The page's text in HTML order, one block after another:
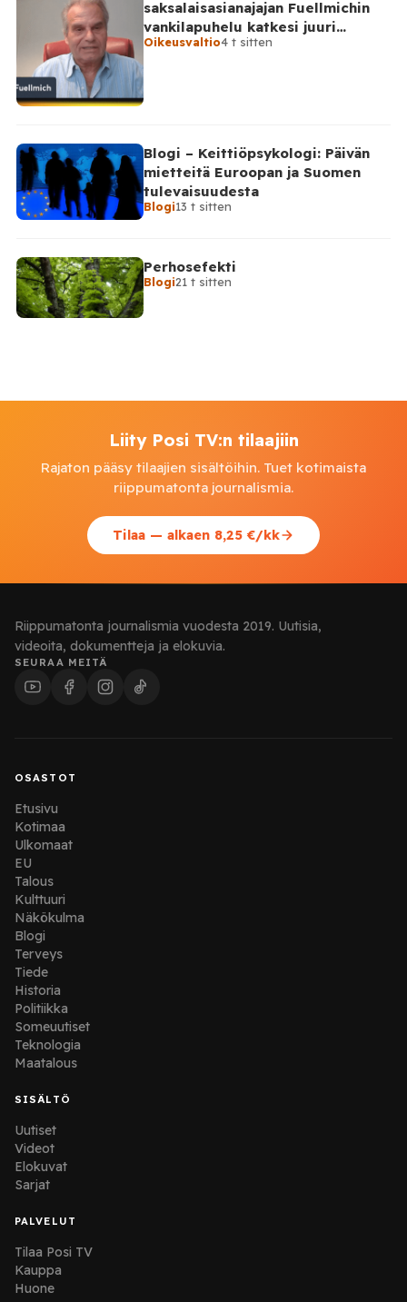
saksalaisasianajajan Fuellmichin
vankilapuhelu katkesi juuri
kriittisellä hetkellä
Oikeusvaltio4 t sitten
Blogi – Keittiöpsykologi: Päivän
mietteitä Euroopan ja Suomen
tulevaisuudesta
Blogi13 t sitten
Perhosefekti
Blogi21 t sitten
Liity Posi TV:n tilaajiin
Rajaton pääsy tilaajien sisältöihin. Tuet kotimaista
riippumatonta journalismia.
Tilaa — alkaen 8,25 €/kk
Riippumatonta journalismia vuodesta 2019. Uutisia,
videoita, dokumentteja ja elokuvia.
SEURAA MEITÄ
OSASTOT
Etusivu
Kotimaa
Ulkomaat
EU
Talous
Kulttuuri
Näkökulma
Blogi
Terveys
Tiede
Historia
Politiikka
Someuutiset
Teknologia
Maatalous
SISÄLTÖ
Uutiset
Videot
Elokuvat
Sarjat
PALVELUT
Tilaa Posi TV
Kauppa
Huone